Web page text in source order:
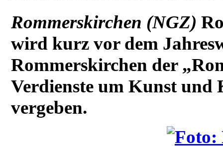
Rommerskirchen (NGZ)
wird kurz vor dem
Rommerskirchen der
Verdienste um Kunst und
vergeben.